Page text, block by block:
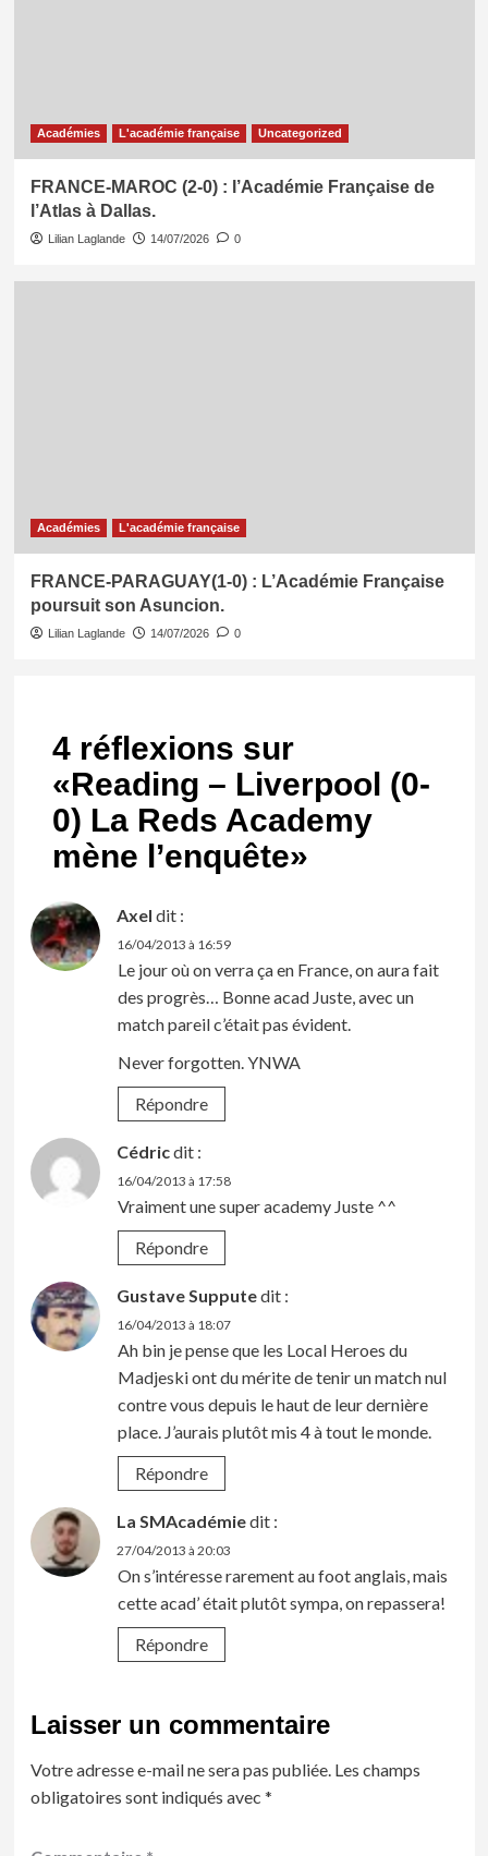
Académies L'académie française Uncategorized
FRANCE-MAROC (2-0) : l’Académie Française de
l’Atlas à Dallas.
Lilian Laglande 14/07/2026 0
Académies L'académie française
FRANCE-PARAGUAY(1-0) : L’Académie Française
poursuit son Asuncion.
Lilian Laglande 14/07/2026 0
4 réflexions sur
«Reading – Liverpool (0-
0) La Reds Academy
mène l’enquête»
Axel dit :
16/04/2013 à 16:59
Le jour où on verra ça en France, on aura fait
des progrès… Bonne acad Juste, avec un
match pareil c’était pas évident.
Never forgotten. YNWA
Répondre
Cédricdit :
16/04/2013 à 17:58
Vraiment une super academy Juste ^^
Répondre
Gustave Supputedit :
16/04/2013 à 18:07
Ah bin je pense que les Local Heroes du
Madjeski ont du mérite de tenir un match nul
contre vous depuis le haut de leur dernière
place. J’aurais plutôt mis 4 à tout le monde.
Répondre
La SMAcadémiedit :
27/04/2013 à 20:03
On s’intéresse rarement au foot anglais, mais
cette acad’ était plutôt sympa, on repassera!
Répondre
Laisser un commentaire
Votre adresse e-mail ne sera pas publiée. Les champs
obligatoires sont indiqués avec *